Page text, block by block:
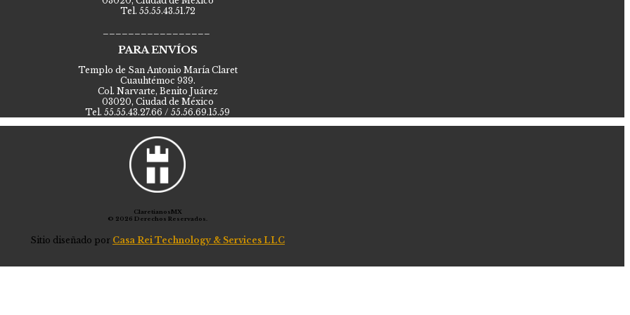
Tel. 55.55.43.51.72
PARA ENVÍOS
Templo de San Antonio María Claret
Cuauhtémoc 939.
Col. Narvarte, Benito Juárez
03020, Ciudad de México
Tel. 55.55.43.27.66 / 55.56.69.15.59
ClaretianosMX
© 2026 Derechos Reservados.
Sitio diseñado por Casa Rei Technology & Services LLC